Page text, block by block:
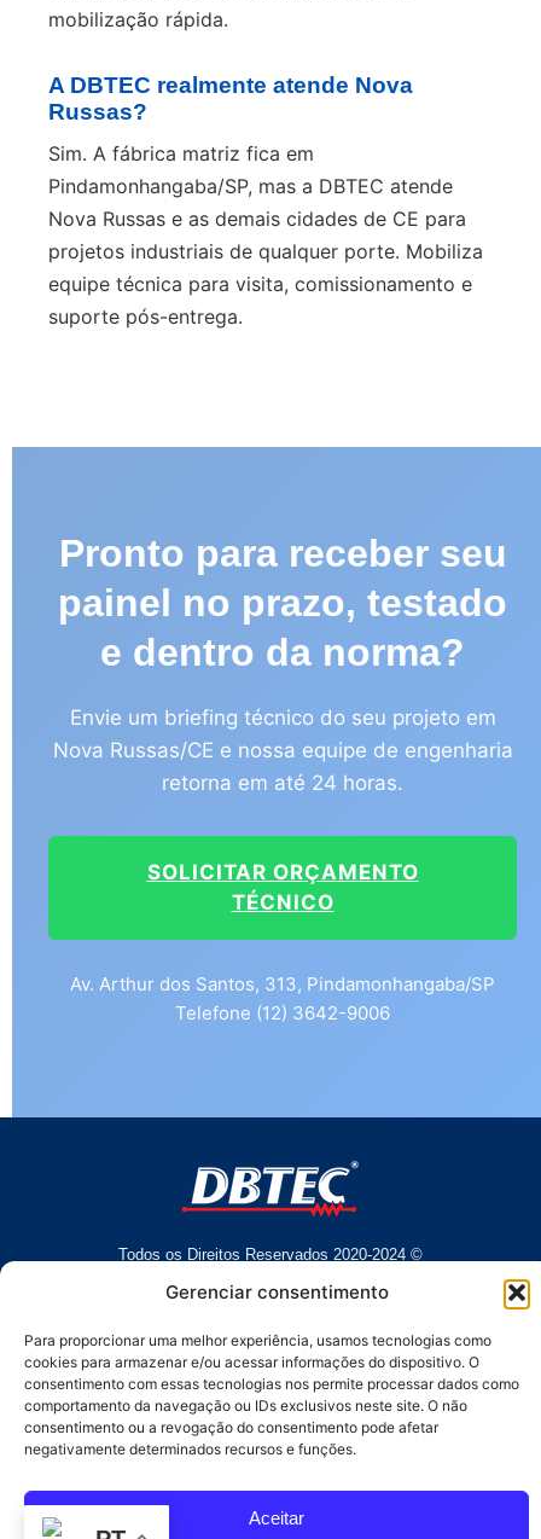
Gerenciar consentimento
Para proporcionar uma melhor experiência, usamos tecnologias como
cookies para armazenar e/ou acessar informações do dispositivo. O
consentimento com essas tecnologias nos permite processar dados como
comportamento da navegação ou IDs exclusivos neste site. O não
consentimento ou a revogação do consentimento pode afetar
negativamente determinados recursos e funções.
Aceitar
mobilização rápida.
A DBTEC realmente atende Nova
Russas?
Sim. A fábrica matriz fica em
Pindamonhangaba/SP, mas a DBTEC atende
Nova Russas e as demais cidades de CE para
projetos industriais de qualquer porte. Mobiliza
equipe técnica para visita, comissionamento e
suporte pós-entrega.
Pronto para receber seu
painel no prazo, testado
e dentro da norma?
Envie um briefing técnico do seu projeto em
Nova Russas/CE e nossa equipe de engenharia
retorna em até 24 horas.
SOLICITAR ORÇAMENTO
TÉCNICO
Av. Arthur dos Santos, 313, Pindamonhangaba/SP
Telefone (12) 3642-9006
Todos os Direitos Reservados 2020-2024 ©
(12) 3642 9006• dbtec@dbtec.com.br